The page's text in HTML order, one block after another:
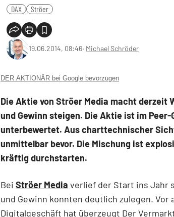
DAX Ströer
19.06.2014, 08:46‧ Michael Schröder
DER AKTIONÄR bei Google bevorzugen
Die Aktie von Ströer Media macht derzeit
und Gewinn steigen. Die Aktie ist im
unterbewertet. Aus charttechnischer
unmittelbar bevor. Die Mischung ist
kräftig durchstarten.
Bei Ströer Media verlief der Start ins Jahr
und Gewinn konnten deutlich zulegen. Vor
Digitalgeschäft hat überzeugt Der